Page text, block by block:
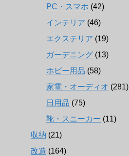
PC・スマホ (42)
インテリア (46)
エクステリア (19)
ガーデニング (13)
ホビー用品 (58)
家電・オーディオ (281)
日用品 (75)
靴・スニーカー (11)
収納 (21)
改造 (164)